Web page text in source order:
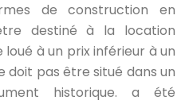
de construction en
destiné à la location
à un prix inférieur à un
doit pas être situé dans un
historique. a été